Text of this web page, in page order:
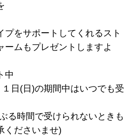
プをサポートしてくれるスト
ームもプレゼントしますよ
中
日(日)の期間中はいつでも受
る時間で受けられないときも
くださいませ)